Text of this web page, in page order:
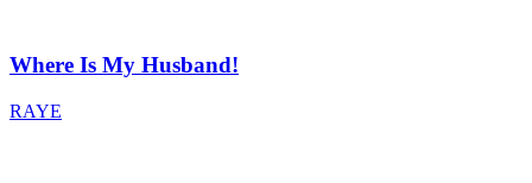
Where Is My Husband!
RAYE